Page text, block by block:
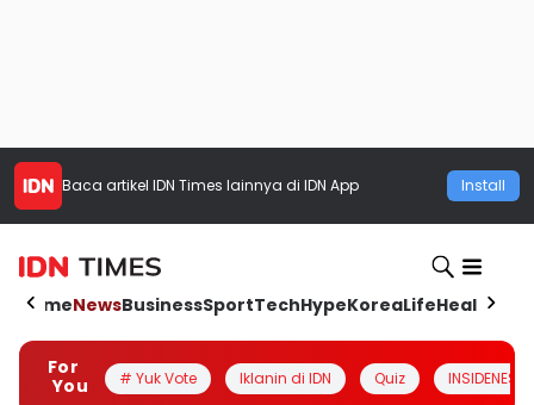
Baca artikel IDN Times lainnya di IDN App Install
HomeNewsBusinessSportTechHypeKoreaLifeHealth
For
You
# Yuk Vote Iklanin di IDN Quiz INSIDENESIA